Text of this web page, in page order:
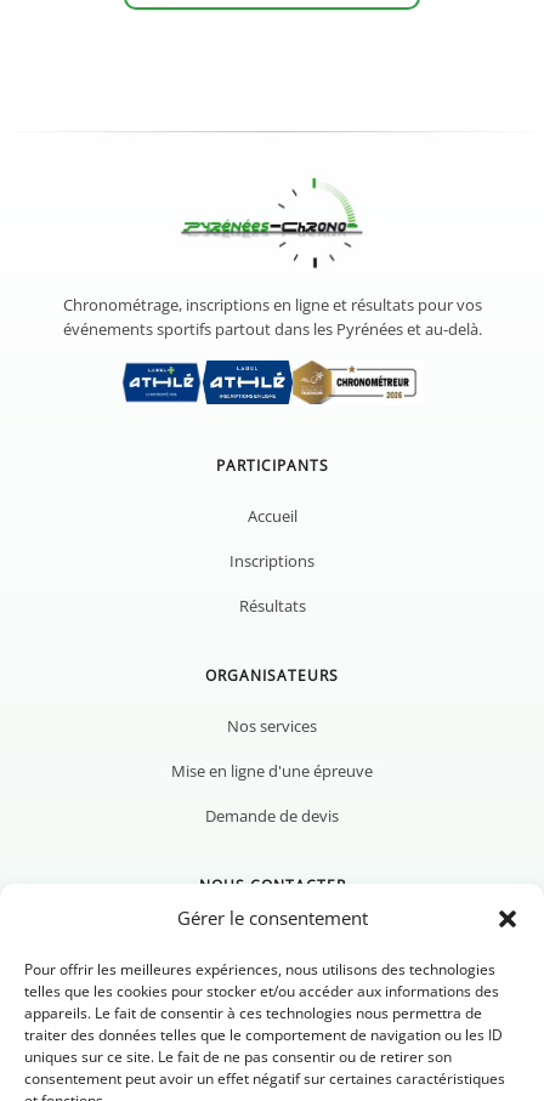
Gérer le consentement
Pour offrir les meilleures expériences, nous utilisons des technologies
telles que les cookies pour stocker et/ou accéder aux informations des
appareils. Le fait de consentir à ces technologies nous permettra de
traiter des données telles que le comportement de navigation ou les ID
uniques sur ce site. Le fait de ne pas consentir ou de retirer son
consentement peut avoir un effet négatif sur certaines caractéristiques
Chronométrage, inscriptions en ligne et résultats pour vos
événements sportifs partout dans les Pyrénées et au-delà.
PARTICIPANTS
Accueil
Inscriptions
Résultats
ORGANISATEURS
Nos services
Mise en ligne d'une épreuve
Demande de devis
NOUS CONTACTER
Nous contacter
Newsletter